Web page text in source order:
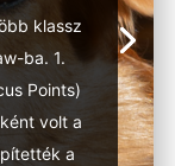
klassz
ba. 1.
Points)
volt a
a